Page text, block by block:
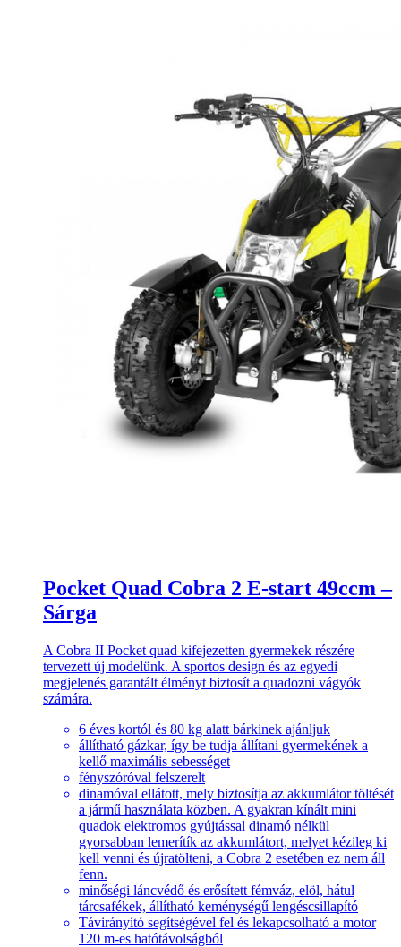
Pocket Quad Cobra 2 E-start 49ccm –
Sárga
A Cobra II Pocket quad kifejezetten gyermekek részére
tervezett új modelünk. A sportos design és az egyedi
megjelenés garantált élményt biztosít a quadozni vágyók
számára.
6 éves kortól és 80 kg alatt bárkinek ajánljuk
állítható gázkar, így be tudja állítani gyermekének a
kellő maximális sebességet
fényszóróval felszerelt
dinamóval ellátott, mely biztosítja az akkumlátor töltését
a jármű használata közben. A gyakran kínált mini
quadok elektromos gyújtással dinamó nélkül
gyorsabban lemerítík az akkumlátort, melyet kézileg ki
kell venni és újratölteni, a Cobra 2 esetében ez nem áll
fenn.
minőségi láncvédő és erősített fémváz, elöl, hátul
tárcsafékek, állítható keménységű lengéscsillapító
Távirányító segítségével fel és lekapcsolható a motor
120 m-es hatótávolságból